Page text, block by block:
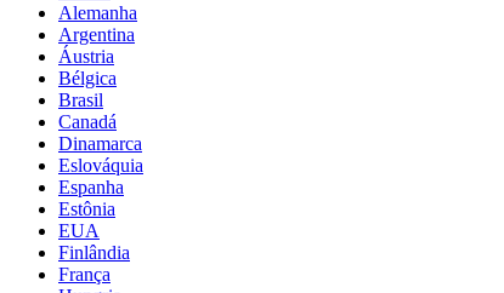
Alemanha
Argentina
Áustria
Bélgica
Brasil
Canadá
Dinamarca
Eslováquia
Espanha
Estônia
EUA
Finlândia
França